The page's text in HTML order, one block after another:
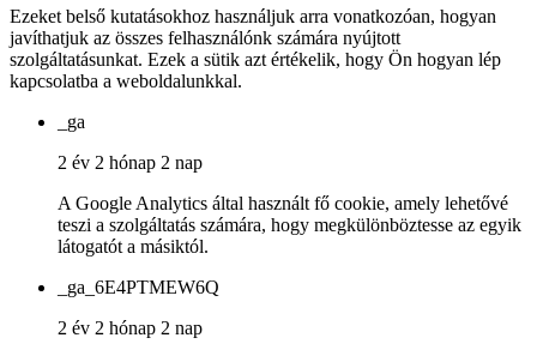
Ezeket belső kutatásokhoz használjuk arra vonatkozóan, hogyan
javíthatjuk az összes felhasználónk számára nyújtott
szolgáltatásunkat. Ezek a sütik azt értékelik, hogy Ön hogyan lép
kapcsolatba a weboldalunkkal.
_ga
2 év 2 hónap 2 nap
A Google Analytics által használt fő cookie, amely lehetővé
teszi a szolgáltatás számára, hogy megkülönböztesse az egyik
látogatót a másiktól.
_ga_6E4PTMEW6Q
2 év 2 hónap 2 nap